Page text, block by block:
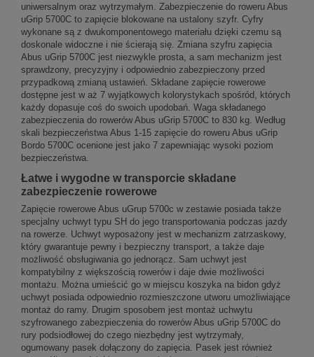
uniwersalnym oraz wytrzymałym. Zabezpieczenie do roweru Abus
uGrip 5700C to zapięcie blokowane na ustalony szyfr. Cyfry
wykonane są z dwukomponentowego materiału dzięki czemu są
doskonale widoczne i nie ścierają się. Zmiana szyfru zapięcia
Abus uGrip 5700C jest niezwykle prosta, a sam mechanizm jest
sprawdzony, precyzyjny i odpowiednio zabezpieczony przed
przypadkową zmianą ustawień. Składane zapięcie rowerowe
dostępne jest w aż 7 wyjątkowych kolorystykach spośród, których
każdy dopasuje coś do swoich upodobań. Waga składanego
zabezpieczenia do rowerów Abus uGrip 5700C to 830 kg. Według
skali bezpieczeństwa Abus 1-15 zapięcie do roweru Abus uGrip
Bordo 5700C ocenione jest jako 7 zapewniając wysoki poziom
bezpieczeństwa.
Łatwe i wygodne w transporcie składane
zabezpieczenie rowerowe
Zapięcie rowerowe Abus uGrup 5700c w zestawie posiada także
specjalny uchwyt typu SH do jego transportowania podczas jazdy
na rowerze. Uchwyt wyposażony jest w mechanizm zatrzaskowy,
który gwarantuje pewny i bezpieczny transport, a także daje
możliwość obsługiwania go jednorącz. Sam uchwyt jest
kompatybilny z większością rowerów i daje dwie możliwości
montażu. Można umieścić go w miejscu koszyka na bidon gdyż
uchwyt posiada odpowiednio rozmieszczone utworu umożliwiające
montaż do ramy. Drugim sposobem jest montaż uchwytu
szyfrowanego zabezpieczenia do rowerów Abus uGrip 5700C do
rury podsiodłowej do czego niezbędny jest wytrzymały,
ogumowany pasek dołączony do zapięcia. Pasek jest również